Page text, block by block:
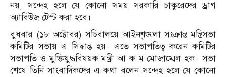
নয়, সন্দেহ হলে যে কোনো সময় সরকারি চাকুরেদের ড্রাগ
অ্যাবিউজ টেস্ট করা হবে।
বুধবার (১৮ অক্টোবর) সচিবালয়ে আইনশৃঙ্খলা সংক্রান্ত মন্ত্রিসভা
কমিটির সভায় এ সিদ্ধান্ত হয়। এতে সভাপতিত্ব করেন কমিটির
সভাপতি ও মুক্তিযুদ্ধবিষয়ক মন্ত্রী আ ক ম মোজাম্মেল হক। সভা
শেষে তিনি সাংবাদিকদের এ কথা বলেন।সন্দেহ হলে যে কোনো